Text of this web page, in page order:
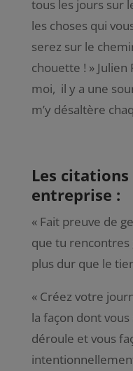
tous les jours sur
les choses qui
serez sur le
chouette ! »
moi, il y a une
m’y désaltère
Les
entreprise :
« Fait preuve de
que tu
plus dur que le
« Créez votre
la façon dont vous
déroule et vous
intentionnellemen